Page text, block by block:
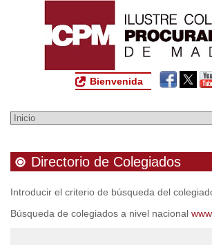
Bienvenida
Directorio de Colegiados
Introducir el criterio de búsqueda del
Búsqueda de colegiados a nivel nacional